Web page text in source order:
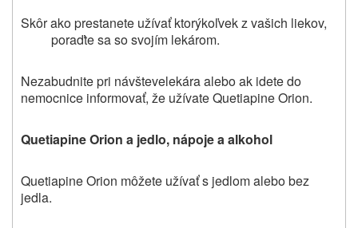
Skôr ako prestanete užívať ktorýkoľvek z vašich liekov,
poraďte sa so svojím lekárom.
Nezabudnitepri návštevelekáraalebo ak idete do
nemocnice informovať, že užívateQuetiapine Orion.
Quetiapine Orion a jedlo, nápoje a alkohol
Quetiapine Orion môžete užívať s jedlom alebo bez
jedla.